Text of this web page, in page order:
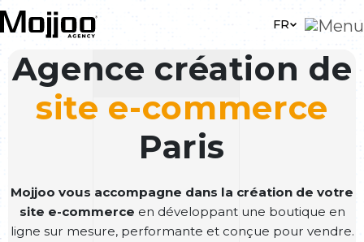
Skip to main content
FR
Agence création de
site e-commerce
Paris
Mojjoo vous accompagne dans la création de votre
site e-commerce en développant une boutique en
ligne sur mesure, performante et conçue pour vendre.